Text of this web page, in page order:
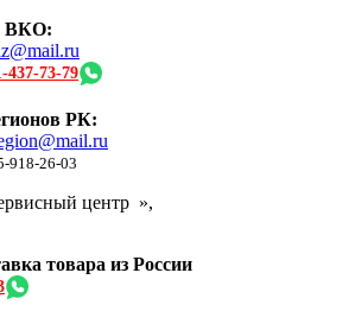
ВКО:
437-73-79
РК:
918-26-03
центр »,
товара из России